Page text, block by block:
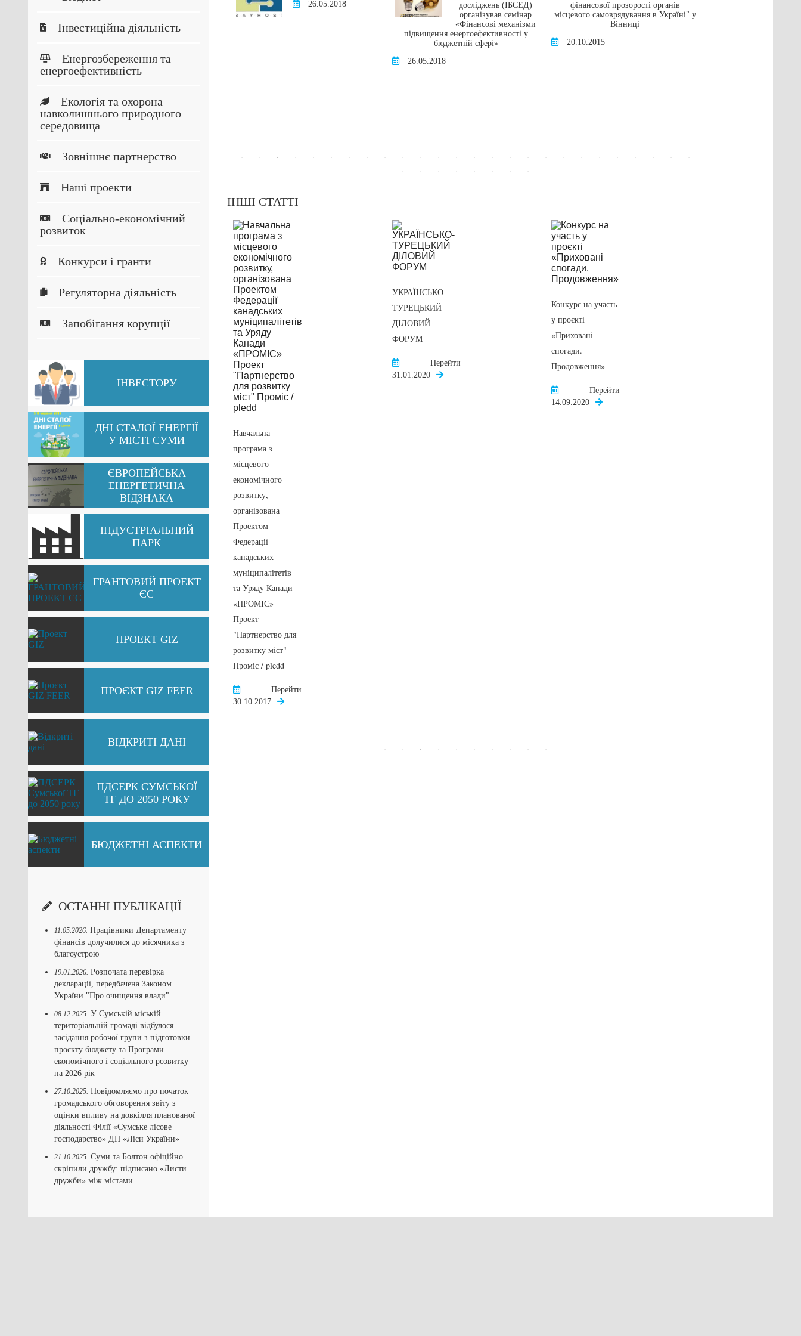
Інвестиційна діяльність
Енергозбереження та
енергоефективність
Екологія та охорона
навколишнього природного
середовища
Зовнішнє партнерство
Наші проекти
Соціально-економічний
розвиток
Конкурси і гранти
Регуляторна діяльність
Запобігання корупції
ІНВЕСТОРУ
ДНІ СТАЛОЇ ЕНЕРГІЇ
У МІСТІ СУМИ
ЄВРОПЕЙСЬКА
ЕНЕРГЕТИЧНА
ВІДЗНАКА
ІНДУСТРІАЛЬНИЙ
ПАРК
ГРАНТОВИЙ ПРОЕКТ
ЄС
ПРОЕКТ GIZ
ПРОЄКТ GIZ FEER
ВІДКРИТІ ДАНІ
ПДСЕРК СУМСЬКОЇ
ТГ ДО 2050 РОКУ
БЮДЖЕТНІ АСПЕКТИ
ОСТАННІ ПУБЛІКАЦІЇ
11.05.2026. Працівники Департаменту
фінансів долучилися до місячника з
благоустрою
19.01.2026. Розпочата перевірка
декларації, передбачена Законом
України "Про очищення влади"
08.12.2025. У Сумській міській
територіальній громаді відбулося
засідання робочої групи з підготовки
проєкту бюджету та Програми
економічного і соціального розвитку
на 2026 рік
27.10.2025. Повідомляємо про початок
громадського обговорення звіту з
оцінки впливу на довкілля планованої
діяльності Філії «Сумське лісове
господарство» ДП «Ліси України»
21.10.2025. Суми та Болтон офіційно
скріпили дружбу: підписано «Листи
дружби» між містами
26.05.2018
досліджень (ІБСЕД)
організував семінар
«Фінансові механізми
підвищення енергоефективності у
бюджетній сфері»
26.05.2018
фінансової прозорості органів
місцевого самоврядування в Україні" у
Вінниці
20.10.2015
ІНШІ СТАТТІ
Міський голова
Олександр
Лисенко провів
зустріч із
делегацією м.
(Китайська
Народна
22.09.2017
Навчальна
програма з
місцевого
економічного
розвитку,
організована
Проектом
Федерації
канадських
муніципалітетів
та Уряду Канади
«ПРОМІС»
Проект
"Партнерство для
розвитку міст"
Проміс / pledd
30.10.2017
Перейти
УКРАЇНСЬКО-
ТУРЕЦЬКИЙ
ДІЛОВИЙ
ФОРУМ
31.01.2020
Перейти
Конкурс на участь
у проєкті
«Приховані
спогади.
Продовження»
14.09.2020
Перейти